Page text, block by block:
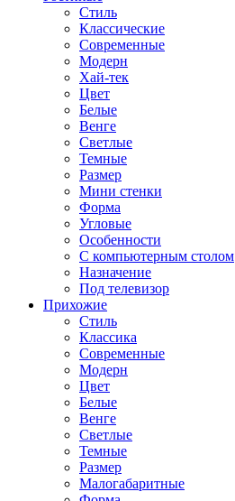
Стиль
Классические
Современные
Модерн
Хай-тек
Цвет
Белые
Венге
Светлые
Темные
Размер
Мини стенки
Форма
Угловые
Особенности
С компьютерным столом
Назначение
Под телевизор
Прихожие
Стиль
Классика
Современные
Модерн
Цвет
Белые
Венге
Светлые
Темные
Размер
Малогабаритные